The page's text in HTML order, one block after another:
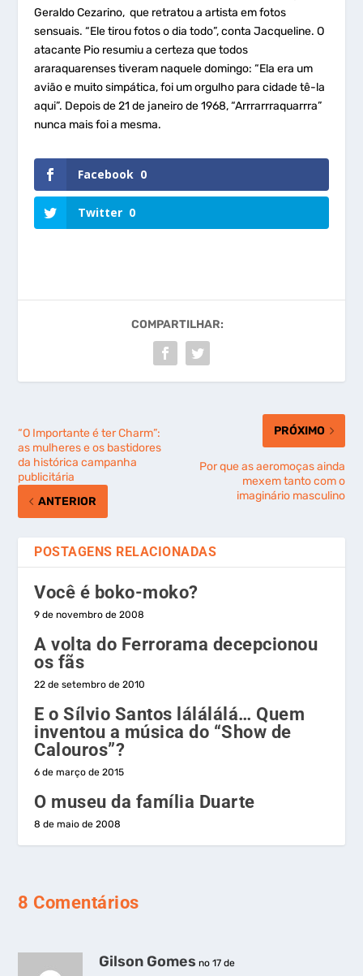
Geraldo Cezarino, que retratou a artista em fotos
sensuais. “Ele tirou fotos o dia todo”, conta Jacqueline. O
atacante Pio resumiu a certeza que todos
araraquarenses tiveram naquele domingo: “Ela era um
avião e muito simpática, foi um orgulho para cidade tê-la
aqui”. Depois de 21 de janeiro de 1968, “Arrrarrraquarrra”
nunca mais foi a mesma.
Facebook 0
Twitter 0
COMPARTILHAR:
“O Importante é ter Charm”:
as mulheres e os bastidores
da histórica campanha
publicitária
ANTERIOR
PRÓXIMO
Por que as aeromoças ainda
mexem tanto com o
imaginário masculino
POSTAGENS RELACIONADAS
Você é boko-moko?
9 de novembro de 2008
A volta do Ferrorama decepcionou
os fãs
22 de setembro de 2010
E o Sílvio Santos lálálálá… Quem
inventou a música do “Show de
Calouros”?
6 de março de 2015
O museu da família Duarte
8 de maio de 2008
8 Comentários
Gilson Gomes no 17 de